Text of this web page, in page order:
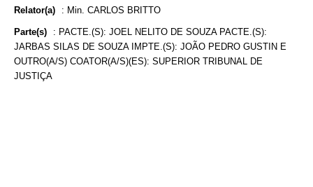
Relator(a) : Min. CARLOS BRITTO
Parte(s) : PACTE.(S): JOEL NELITO DE SOUZA PACTE.(S):
JARBAS SILAS DE SOUZA IMPTE.(S): JOÃO PEDRO GUSTIN E
OUTRO(A/S) COATOR(A/S)(ES): SUPERIOR TRIBUNAL DE
JUSTIÇA